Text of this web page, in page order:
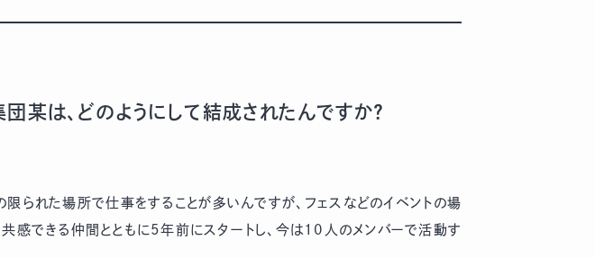
某は、どのようにして結成されたんですか？
られた場所で仕事をすることが多いんですが、フェスなどのイベントの場
感できる仲間とともに5年前にスタートし、今は10人のメンバーで活動す